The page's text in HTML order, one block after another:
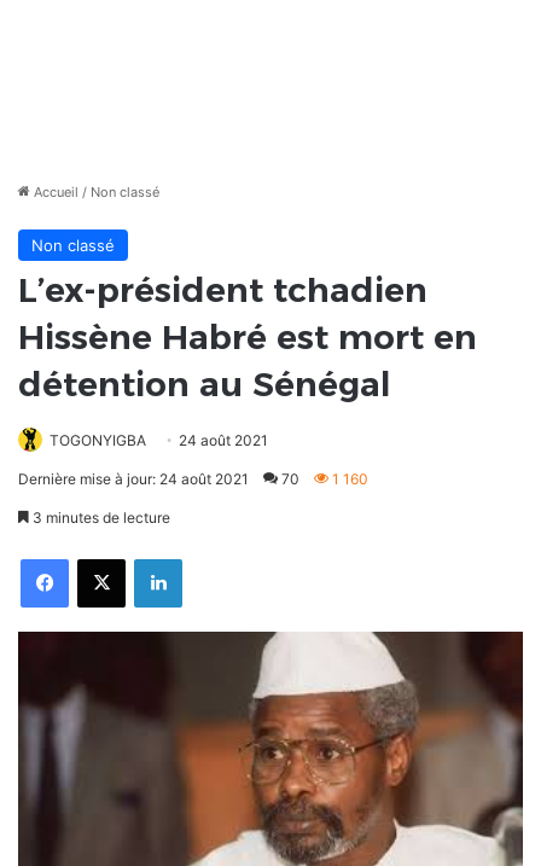
Accueil / Non classé
Non classé
L’ex-président tchadien
Hissène Habré est mort en
détention au Sénégal
TOGONYIGBA 24 août 2021
Dernière mise à jour: 24 août 2021 70 1 160
3 minutes de lecture
FacebookX Linkedin